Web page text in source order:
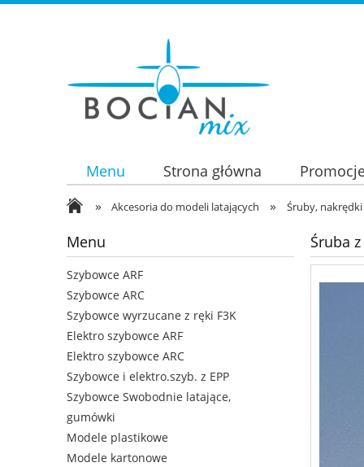
Menu Strona główna
» Akcesoria do modeli latających » Śruby, nakrędki
Menu
Szybowce ARF
Szybowce ARC
Szybowce wyrzucane z ręki F3K
Elektro szybowce ARF
Elektro szybowce ARC
Szybowce i elektro.szyb. z EPP
Szybowce Swobodnie latające,
gumówki
Modele plastikowe
Modele kartonowe
Śruba